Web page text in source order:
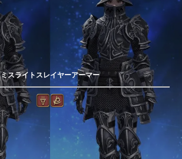
ミスライトスレイヤーアーマー